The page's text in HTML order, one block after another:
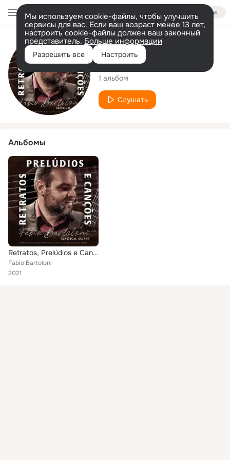
Войти
Мы используем cookie-файлы, чтобы улучшить
сервисы для вас. Если ваш возраст менее 13 лет,
настроить cookie-файлы должен ваш законный
представитель. Больше информации
Разрешить все Настроить
Исполнитель
Fabio Bartoloni
1 альбом
Слушать
Альбомы
Retratos, Prelúdios e Canções
Fabio Bartoloni
2021